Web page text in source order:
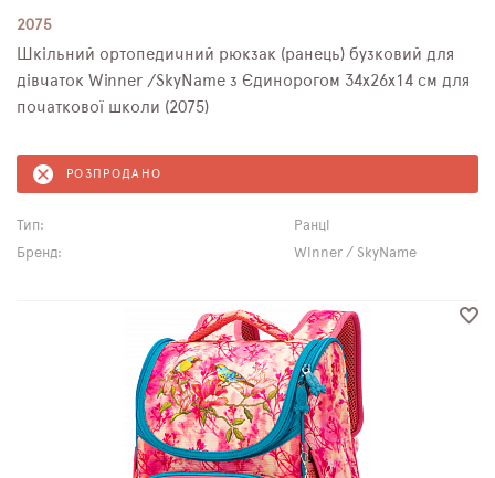
2075
Шкільний ортопедичний рюкзак (ранець) бузковий для
дівчаток Winner /SkyName з Єдинорогом 34х26х14 см для
початкової школи (2075)
РОЗПРОДАНО
Тип:
Ранці
Бренд:
Winner / SkyName